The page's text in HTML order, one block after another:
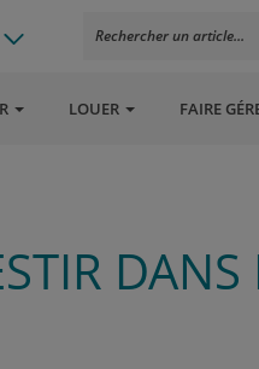
Rechercher un article...
LOUER FAIRE